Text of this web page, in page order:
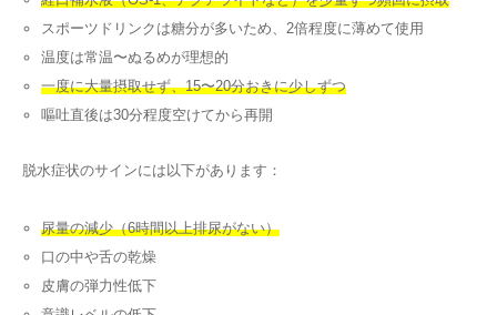
スポーツドリンクは糖分が多いため、2倍程度に薄めて使用
温度は常温〜ぬるめが理想的
一度に大量摂取せず、15〜20分おきに少しずつ
嘔吐直後は30分程度空けてから再開
脱水症状のサインには以下があります：
尿量の減少（6時間以上排尿がない）
口の中や舌の乾燥
皮膚の弾力性低下